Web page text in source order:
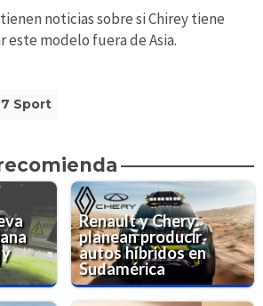
noticias sobre si Chirey tiene
este modelo fuera de Asia.
Sport
Renault y Chery
planean producir
autos híbridos en
Sudamérica